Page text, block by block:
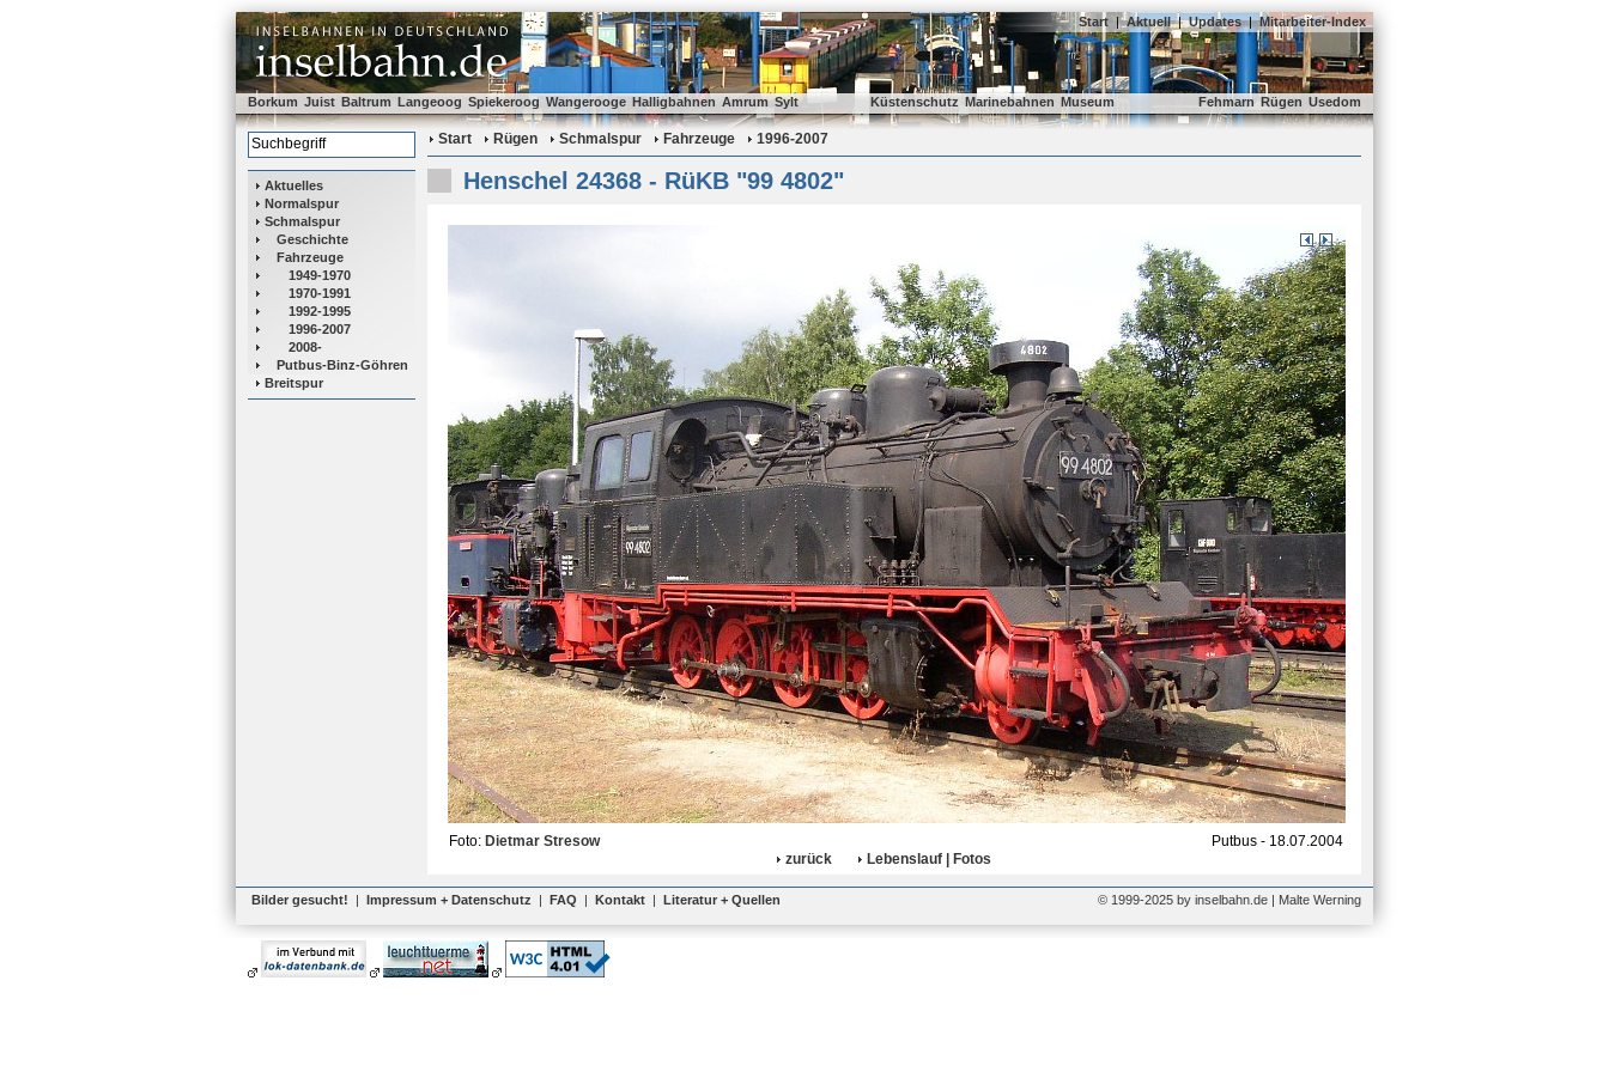
Start | Aktuell | Updates | Mitarbeiter-Index
Borkum Juist Baltrum Langeoog Spiekeroog Wangerooge Halligbahnen Amrum Sylt Küstenschutz Marinebahnen Museum Fehmarn Rügen Usedom
Aktuelles
Normalspur
Schmalspur
Geschichte
Fahrzeuge
1949-1970
1970-1991
1992-1995
1996-2007
2008-
Putbus-Binz-Göhren
Breitspur
Start Rügen Schmalspur Fahrzeuge 1996-2007
Henschel 24368 - RüKB "99 4802"
Foto: Dietmar Stresow
Putbus - 18.07.2004
zurück
Lebenslauf | Fotos
Bilder gesucht! | Impressum + Datenschutz | FAQ | Kontakt | Literatur + Quellen © 1999-2025 by inselbahn.de | Malte Werning